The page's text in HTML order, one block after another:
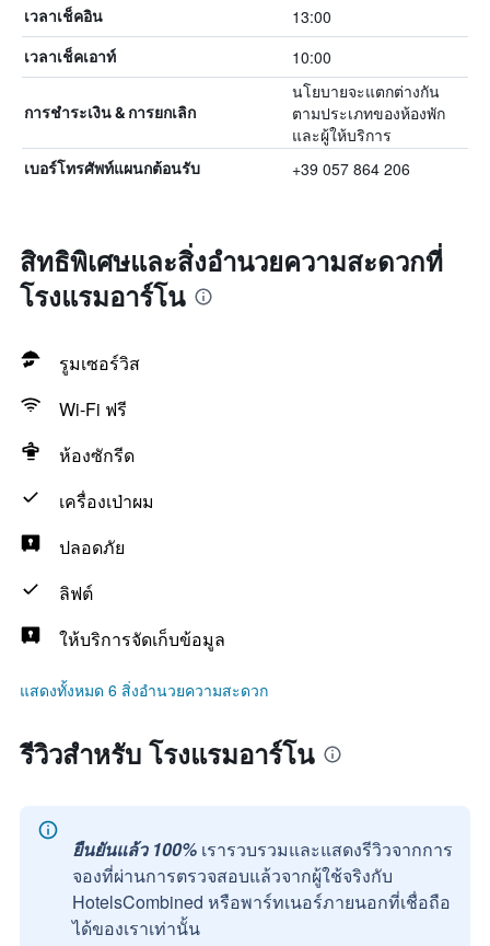
เวลาเช็คอิน 13:00
เวลาเช็คเอาท์ 10:00
การชำระเงิน & การยกเลิก
นโยบายจะแตกต่างกัน
ตามประเภทของห้องพัก
และผู้ให้บริการ
เบอร์โทรศัพท์แผนกต้อนรับ +39 057 864 206
สิทธิพิเศษและสิ่งอำนวยความสะดวกที่
โรงแรมอาร์โน
รูมเซอร์วิส
Wi-Fi ฟรี
ห้องซักรีด
เครื่องเป่าผม
ปลอดภัย
ลิฟต์
ให้บริการจัดเก็บข้อมูล
แสดงทั้งหมด 6 สิ่งอำนวยความสะดวก
รีวิวสำหรับ โรงแรมอาร์โน
ยืนยันแล้ว 100% เรารวบรวมและแสดงรีวิวจากการ
จองที่ผ่านการตรวจสอบแล้วจากผู้ใช้จริงกับ
HotelsCombined หรือพาร์ทเนอร์ภายนอกที่เชื่อถือ
ได้ของเราเท่านั้น